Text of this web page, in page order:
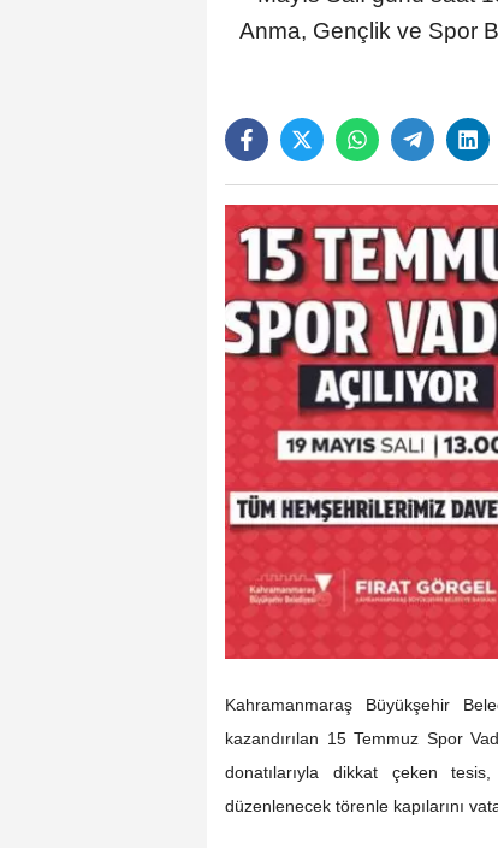
Anma, Gençlik ve Spor
Kahramanmaraş Büyükşehir
kazandırılan 15 Temmuz Spor
donatılarıyla dikkat çeken
düzenlenecek törenle kapılarını